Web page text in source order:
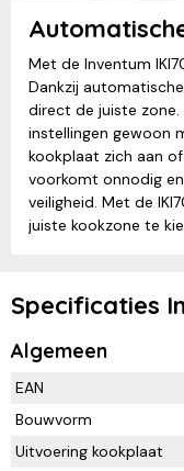
Met de Inventum
Dankzij
direct de juiste zone.
instellingen gewoon
kookplaat zich aan
voorkomt onnodig
veiligheid. Met de
juiste kookzone te
Specificaties
Algemeen
EAN
Bouwvorm
Uitvoering kookplaat